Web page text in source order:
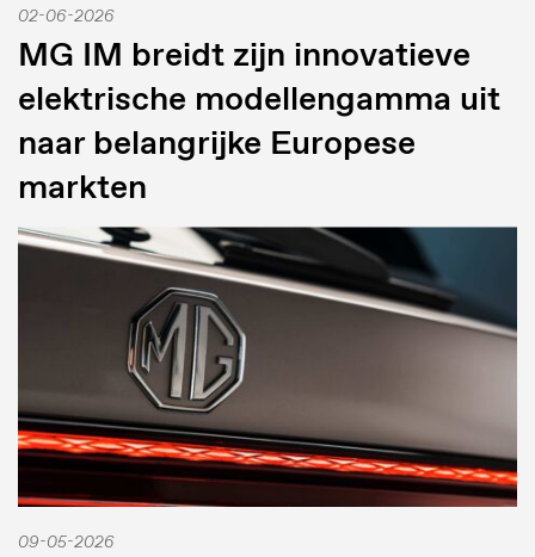
02-06-2026
MG IM breidt zijn innovatieve
elektrische modellengamma uit
naar belangrijke Europese
markten
09-05-2026